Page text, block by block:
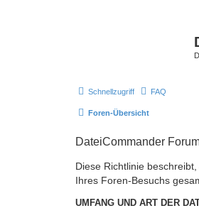
Schnellzugriff FAQ
Foren-Übersicht
DateiCommander
Diese Richtlinie
Ihres Foren-Besuchs
UMFANG UND ART DER